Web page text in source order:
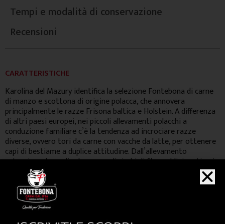
Tempi e modalità di conservazione
Recensioni
CARATTERISTICHE
Karolina del Mazury identifica la selezione Fontebona di carne
di manzo e scottona di origine polacca, che annovera
principalmente le razze Frisona baltica e Holstein. A differenza
di altri paesi europei, nei piccoli allevamenti polacchi a
conduzione familiare c’è la tendenza ad incrociare razze
diverse, ovvero tori da carne con vacche da latte, per ottenere
capi di bestiame a duplice attitudine. Dall’allevamento
estensivo a base di erba e cereali ricchi di fibre addizionati poi
in fase di finissaggio con barbabietole da zucchero, si ottiene
una carne dal colore chiaro e dalla notevolissima marezzatura
che conferisce un gusto molto delicato ed una tenerezza
davvero straordinaria.